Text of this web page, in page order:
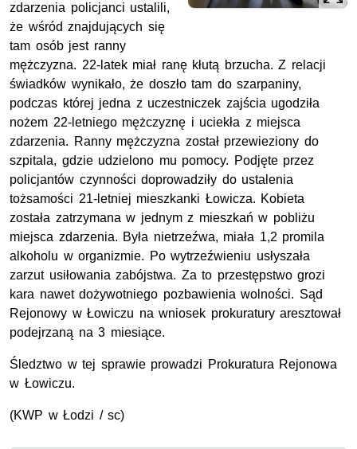
zdarzenia policjanci ustalili,
że wśród znajdujących się
tam osób jest ranny
mężczyzna. 22-latek miał ranę kłutą brzucha. Z relacji
świadków wynikało, że doszło tam do szarpaniny,
podczas której jedna z uczestniczek zajścia ugodziła
nożem 22-letniego mężczyznę i uciekła z miejsca
zdarzenia. Ranny mężczyzna został przewieziony do
szpitala, gdzie udzielono mu pomocy. Podjęte przez
policjantów czynności doprowadziły do ustalenia
tożsamości 21-letniej mieszkanki Łowicza. Kobieta
została zatrzymana w jednym z mieszkań w pobliżu
miejsca zdarzenia. Była nietrzeźwa, miała 1,2 promila
alkoholu w organizmie. Po wytrzeźwieniu usłyszała
zarzut usiłowania zabójstwa. Za to przestępstwo grozi
kara nawet dożywotniego pozbawienia wolności. Sąd
Rejonowy w Łowiczu na wniosek prokuratury aresztował
podejrzaną na 3 miesiące.
Śledztwo w tej sprawie prowadzi Prokuratura Rejonowa
w Łowiczu.
(KWP w Łodzi / sc)